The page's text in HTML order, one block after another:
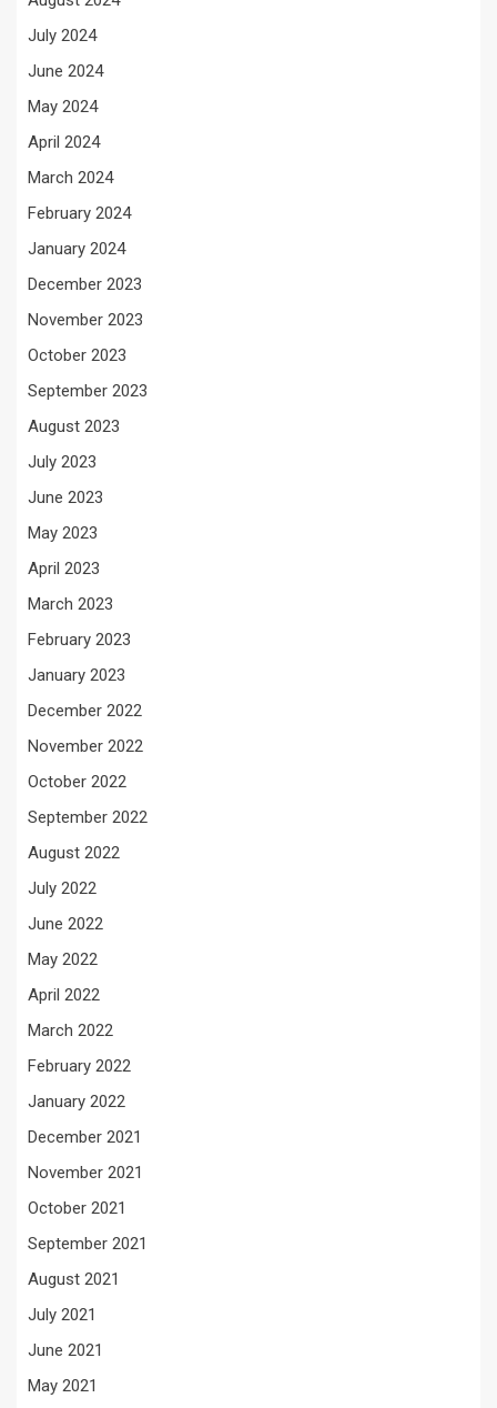
July 2024
June 2024
May 2024
April 2024
March 2024
February 2024
January 2024
December 2023
November 2023
October 2023
September 2023
August 2023
July 2023
June 2023
May 2023
April 2023
March 2023
February 2023
January 2023
December 2022
November 2022
October 2022
September 2022
August 2022
July 2022
June 2022
May 2022
April 2022
March 2022
February 2022
January 2022
December 2021
November 2021
October 2021
September 2021
August 2021
July 2021
June 2021
May 2021